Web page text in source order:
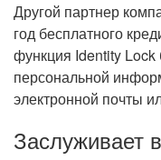
Другой партнер
год бесплатного
функция Identity Lock
персональной
электронной почты
Заслуживает